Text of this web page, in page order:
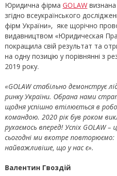
Юридична фірма GOLAW
згідно всеукраїнського
фірм України», яке щорічно
видавництвом «Юридическая
покращила свій результат та
на одну позицію у порівнянні з
2019 року.
«GOLAW стабільно демонструє
ринку України. Обрана нами
щодня успішно втілюється в
командою. 2020 рік був роком
рухаємось вперед! Успіх GOLAW –
сьогодні ми вкотре
найважливіше, що у нас є».
Валентин Гвоздій